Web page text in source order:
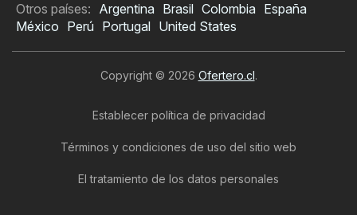
Otros países: Argentina Brasil Colombia España
México Perú Portugal United States
Copyright © 2026 Ofertero.cl.
Establecer política de privacidad
Términos y condiciones de uso del sitio web
El tratamiento de los datos personales